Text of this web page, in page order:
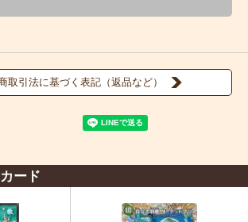
取引法に基づく表記（返品など）
ード